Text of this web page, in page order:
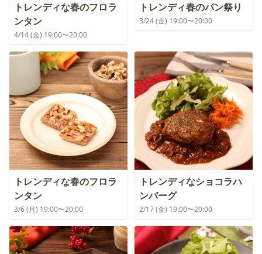
トレンディな春のフロラ
ンタン
4/14 (金) 19:00〜20:00
トレンディ春のパン祭り
3/24 (金) 19:00〜20:00
トレンディな春のフロラ
ンタン
3/6 (月) 19:00〜20:00
トレンディなショコラハ
ンバーグ
2/17 (金) 19:00〜20:00